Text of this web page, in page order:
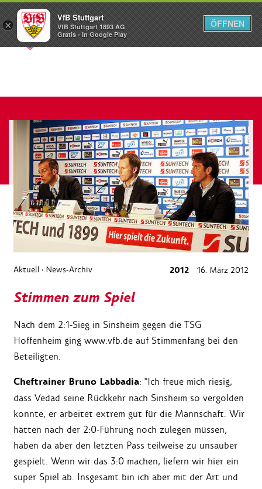
Menü
Aktuell › News-Archiv 2012 16. März 2012
Stimmen zum Spiel
Nach dem 2:1-Sieg in Sinsheim gegen die TSG
Hoffenheim ging www.vfb.de auf Stimmenfang bei den
Beteiligten.
Cheftrainer Bruno Labbadia: "Ich freue mich riesig,
dass Vedad seine Rückkehr nach Sinsheim so vergolden
konnte, er arbeitet extrem gut für die Mannschaft. Wir
hätten nach der 2:0-Führung noch zulegen müssen,
haben da aber den letzten Pass teilweise zu unsauber
gespielt. Wenn wir das 3:0 machen, liefern wir hier ein
super Spiel ab. Insgesamt bin ich aber mit der Art und
×
VfB Stuttgart
VfB Stuttgart 1893 AG
Gratis - In Google Play
ÖFFNEN